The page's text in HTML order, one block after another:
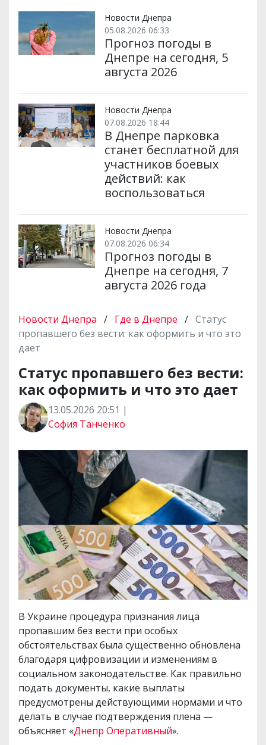
и k m p
Новости Днепра
05.08.2026 06:33
Прогноз погоды в
Днепре на сегодня, 5
августа 2026
Новости Днепра
07.08.2026 18:44
В Днепре парковка
станет бесплатной для
участников боевых
действий: как
воспользоваться
Новости Днепра
07.08.2026 06:34
Прогноз погоды в
Днепре на сегодня, 7
августа 2026 года
Новости Днепра / Где в Днепре / Статус
пропавшего без вести: как оформить и что это
дает
Статус пропавшего без вести:
как оформить и что это дает
13.05.2026 20:51 |
София Танченко
В Украине процедура признания лица
пропавшим без вести при особых
обстоятельствах была существенно обновлена
благодаря цифровизации и изменениям в
социальном законодательстве. Как правильно
подать документы, какие выплаты
предусмотрены действующими нормами и что
делать в случае подтверждения плена —
объясняет «Днепр Оперативный».